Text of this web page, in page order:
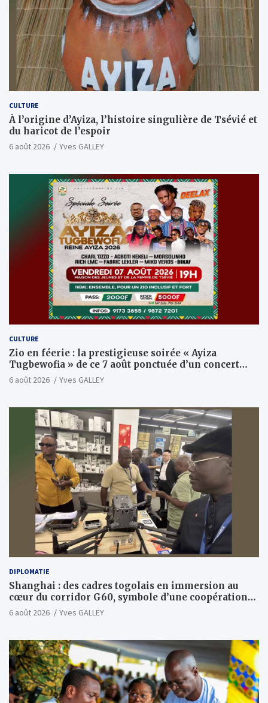
CULTURE
À l’origine d’Ayiza, l’histoire singulière de Tsévié et
du haricot de l’espoir
6 août 2026 Yves GALLEY
CULTURE
Zio en féerie : la prestigieuse soirée « Ayiza
Tugbewofia » de ce 7 août ponctuée d’un concert
XXL d’anthologie
6 août 2026 Yves GALLEY
DIPLOMATIE
Shanghai : des cadres togolais en immersion au
cœur du corridor G60, symbole d’une coopération
sino-togolaise axée sur l’excellence et le leadership
6 août 2026 Yves GALLEY